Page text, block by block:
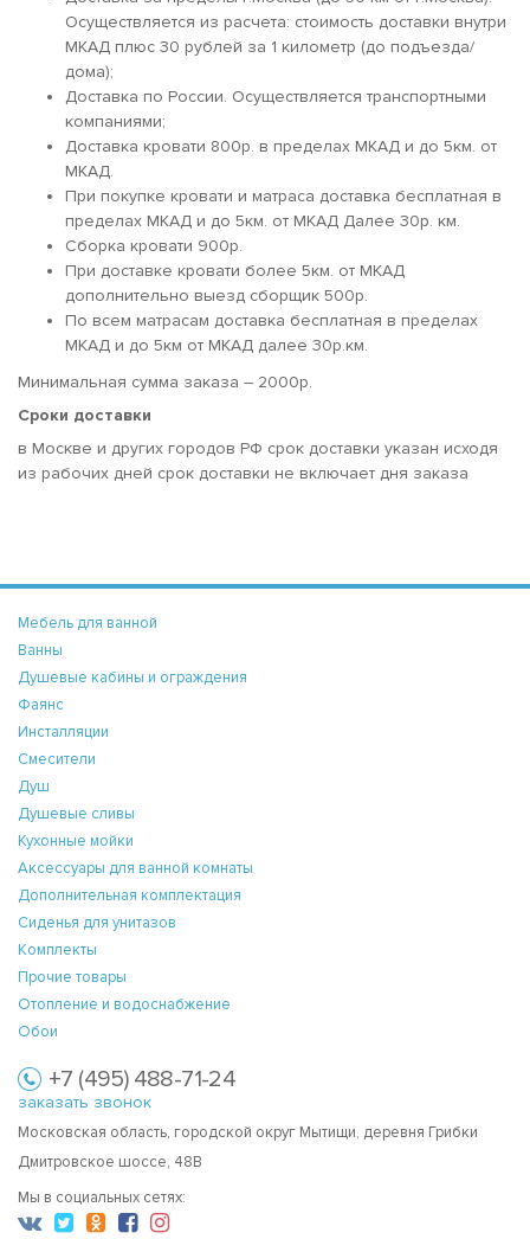
Осуществляется из расчета: стоимость доставки внутри
МКАД плюс 30 рублей за 1 километр (до подъезда/
дома);
Доставка по России. Осуществляется транспортными
компаниями;
Доставка кровати 800р. в пределах МКАД и до 5км. от
МКАД.
При покупке кровати и матраса доставка бесплатная в
пределах МКАД и до 5км. от МКАД Далее 30р. км.
Сборка кровати 900р.
При доставке кровати более 5км. от МКАД
дополнительно выезд сборщик 500р.
По всем матрасам доставка бесплатная в пределах
МКАД и до 5км от МКАД далее 30р.км.
Минимальная сумма заказа – 2000р.
Сроки доставки
в Москве и других городов РФ срок доставки указан исходя
из рабочих дней срок доставки не включает дня заказа
Мебель для ванной
Ванны
Душевые кабины и ограждения
Фаянс
Инсталляции
Смесители
Душ
Душевые сливы
Кухонные мойки
Аксессуары для ванной комнаты
Дополнительная комплектация
Сиденья для унитазов
Комплекты
Прочие товары
Отопление и водоснабжение
Обои
+7 (495) 488-71-24
заказать звонок
Московская область, городской округ Мытищи, деревня Грибки
Дмитровское шоссе, 48В
Мы в социальных сетях: